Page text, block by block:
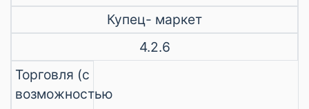
Купец- маркет
4.2.6
Торговля (с
возможностью